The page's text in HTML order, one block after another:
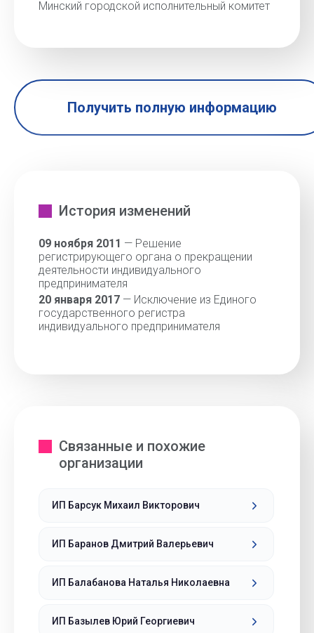
Минский городской исполнительный комитет
Получить полную информацию
История изменений
09 ноября 2011 — Решение
регистрирующего органа о прекращении
деятельности индивидуального
предпринимателя
20 января 2017 — Исключение из Единого
государственного регистра
индивидуального предпринимателя
Связанные и похожие
организации
ИП Барсук Михаил Викторович
ИП Баранов Дмитрий Валерьевич
ИП Балабанова Наталья Николаевна
ИП Базылев Юрий Георгиевич